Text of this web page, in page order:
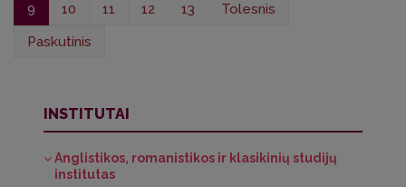
9
10 11 12 13
Tolesnis
Paskutinis
INSTITUTAI
Anglistikos, romanistikos ir klasikinių studijų
institutas